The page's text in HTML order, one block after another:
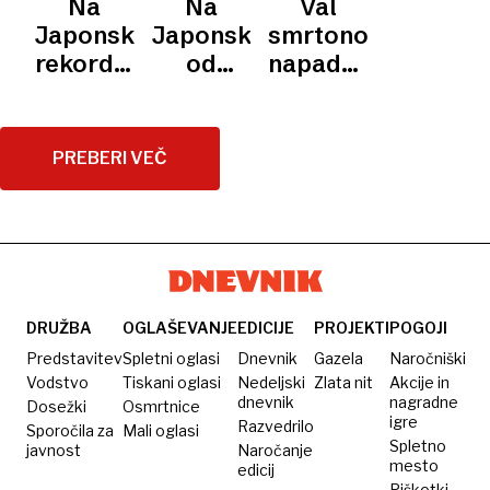
tednih
medvedom,
videoposnetki
medvedi:
kako
švicarskem
Bernu
rekorden
odstrel
medvedov
MESTA
Na
Japonskem
rekordno
napadov
medvedov
Na
Japonskem
od
že 13
smrtnih
Val
smrtonosnih
napadov
PREBERI VEČ
DRUŽBA
Predstavitev
Vodstvo
Dosežki
Sporočila za
javnost
OGLAŠEVANJE
Spletni oglasi
Tiskani oglasi
Osmrtnice
Mali oglasi
EDICIJE
Dnevnik
Nedeljski
dnevnik
Razvedrilo
Naročanje
edicij
PROJEKTI
Gazela
Zlata nit
POGOJI
Naročniški
Akcije in
nagradne
igre
Spletno
mesto